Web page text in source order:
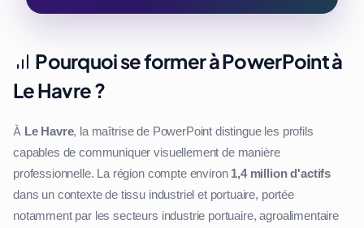
Pourquoi se former à PowerPoint à
Le Havre ?
À Le Havre, la maîtrise de PowerPoint distingue les profils
capables de communiquer visuellement de manière
professionnelle. La région compte environ 1,4 million d'actifs
dans un contexte de tissu industriel et portuaire, portée
notamment par les secteurs industrie portuaire, agroalimentaire